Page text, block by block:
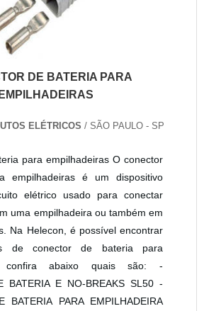
DE BATERIA PARA
EMPILHADEIRAS
ELÉTRICOS / SÃO PAULO - SP
para empilhadeiras O conector
empilhadeiras é um dispositivo
elétrico usado para conectar
uma empilhadeira ou também em
Na Helecon, é possível encontrar
de conector de bateria para
confira abaixo quais são: -
BATERIA E NO-BREAKS SL50 -
BATERIA PARA EMPILHADEIRA